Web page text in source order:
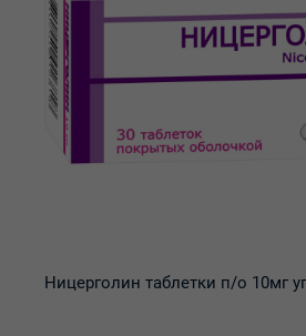
Ницерголин таблетки п/о 10мг